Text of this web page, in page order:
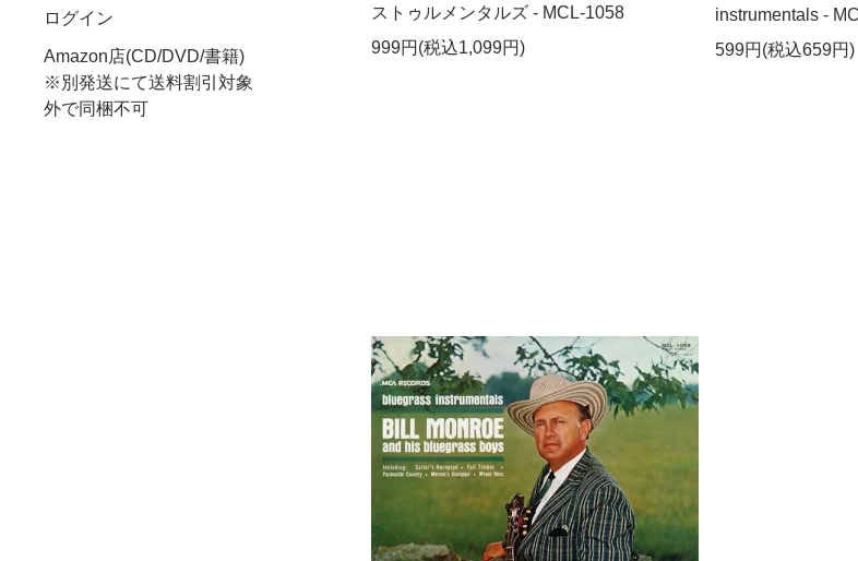
ログイン
Amazon店(CD/DVD/書籍)
※別発送にて送料割引対象
外で同梱不可
ストゥルメンタルズ - MCL-1058
999円(税込1,099円)
instrumentals -
599円(税込659円)